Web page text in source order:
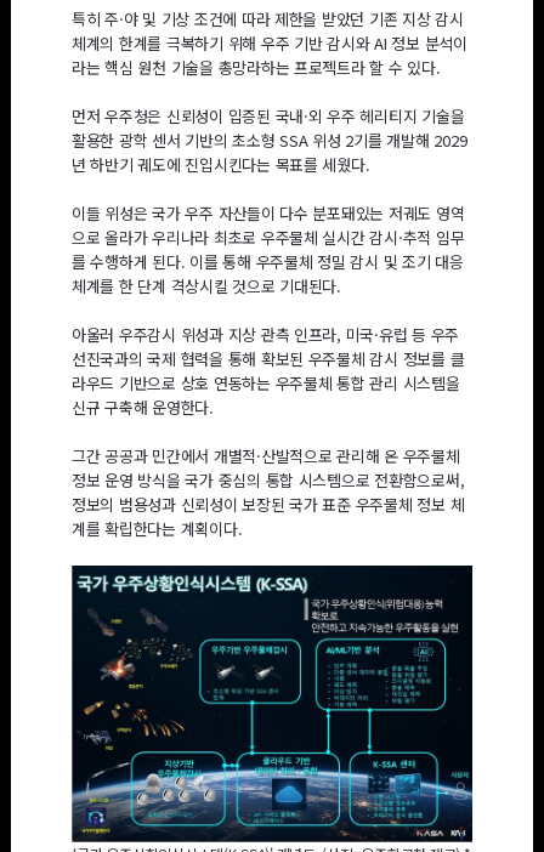
특히 주·야 및 기상 조건에 따라 제한을 받았던 기존 지상 감시
체계의 한계를 극복하기 위해 우주 기반 감시와 AI 정보 분석이
라는 핵심 원천 기술을 총망라하는 프로젝트라 할 수 있다.
먼저 우주청은 신뢰성이 입증된 국내·외 우주 헤리티지 기술을
활용한 광학 센서 기반의 초소형 SSA 위성 2기를 개발해 2029
년 하반기 궤도에 진입시킨다는 목표를 세웠다.
이들 위성은 국가 우주 자산들이 다수 분포돼있는 저궤도 영역
으로 올라가 우리나라 최초로 우주물체 실시간 감시·추적 임무
를 수행하게 된다. 이를 통해 우주물체 정밀 감시 및 조기 대응
체계를 한 단계 격상시킬 것으로 기대된다.
아울러 우주감시 위성과 지상 관측 인프라, 미국·유럽 등 우주
선진국과의 국제 협력을 통해 확보된 우주물체 감시 정보를 클
라우드 기반으로 상호 연동하는 우주물체 통합 관리 시스템을
신규 구축해 운영한다.
그간 공공과 민간에서 개별적·산발적으로 관리해 온 우주물체
정보 운영 방식을 국가 중심의 통합 시스템으로 전환함으로써,
정보의 범용성과 신뢰성이 보장된 국가 표준 우주물체 정보 체
계를 확립한다는 계획이다.